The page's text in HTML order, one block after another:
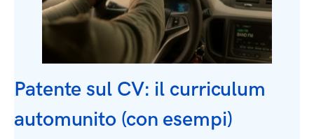
Patente sul CV: il curriculum
automunito (con esempi)